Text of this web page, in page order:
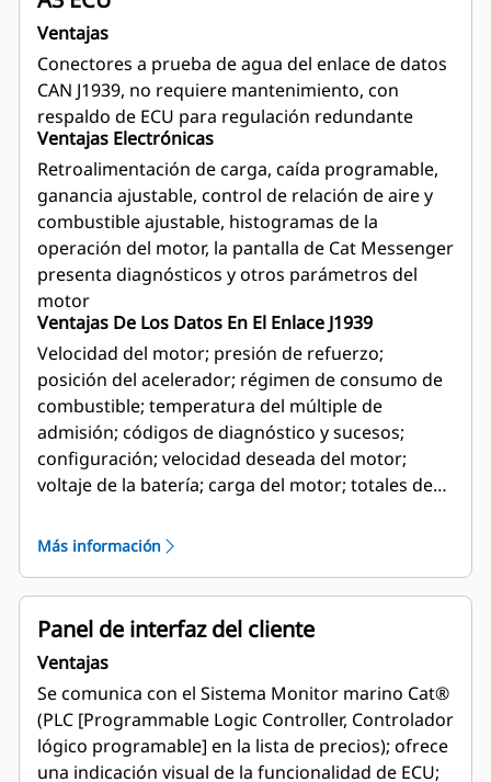
Ventajas
Conectores a prueba de agua del enlace de datos
CAN J1939, no requiere mantenimiento, con
respaldo de ECU para regulación redundante
Ventajas Electrónicas
Retroalimentación de carga, caída programable,
ganancia ajustable, control de relación de aire y
combustible ajustable, histogramas de la
operación del motor, la pantalla de Cat Messenger
presenta diagnósticos y otros parámetros del
motor
Ventajas De Los Datos En El Enlace J1939
Velocidad del motor; presión de refuerzo;
posición del acelerador; régimen de consumo de
combustible; temperatura del múltiple de
admisión; códigos de diagnóstico y sucesos;
configuración; velocidad deseada del motor;
voltaje de la batería; carga del motor; totales de
combustible en vacío, horas de inactividad;
combustible, combustible en vacío, horas de
inactividad, horas del motor, combustible
quemado y restablecimiento de viajes
Más información
Panel de interfaz del cliente
Ventajas
Se comunica con el Sistema Monitor marino Cat®
(PLC [Programmable Logic Controller, Controlador
lógico programable] en la lista de precios); ofrece
una indicación visual de la funcionalidad de ECU;